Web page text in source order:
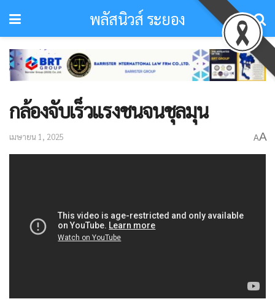
พลัสนิวส์ ระยอง
กล้องจับเร็วแรงชนจนชุลมุน
เมษายน 1, 2025 AA